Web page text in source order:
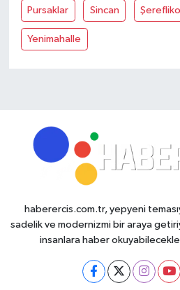
Pursaklar Sincan
Yenimahalle
haberercis.com.tr, yepyeni
sadelik ve modernizmi bir araya
insanlara haber